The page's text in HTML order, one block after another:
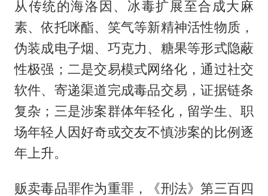
从传统的海洛因、冰毒扩展至合成大麻
素、依托咪酯、笑气等新精神活性物质，
伪装成电子烟、巧克力、糖果等形式隐蔽
性极强；二是交易模式网络化，通过社交
软件、寄递渠道完成毒品交易，证据链条
复杂；三是涉案群体年轻化，留学生、职
场年轻人因好奇或交友不慎涉案的比例逐
年上升。
贩卖毒品罪作为重罪，《刑法》第三百四